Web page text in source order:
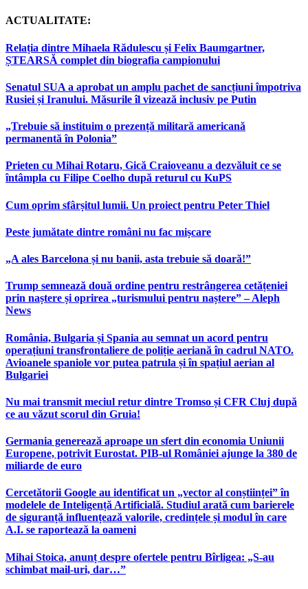
ACTUALITATE:
Relația dintre Mihaela Rădulescu și Felix Baumgartner,
ȘTEARSĂ complet din biografia campionului
Senatul SUA a aprobat un amplu pachet de sancțiuni împotriva
Rusiei și Iranului. Măsurile îl vizează inclusiv pe Putin
„Trebuie să instituim o prezență militară americană
permanentă în Polonia”
Prieten cu Mihai Rotaru, Gică Craioveanu a dezvăluit ce se
întâmpla cu Filipe Coelho după returul cu KuPS
Cum oprim sfârșitul lumii. Un proiect pentru Peter Thiel
Peste jumătate dintre români nu fac mișcare
„A ales Barcelona și nu banii, asta trebuie să doară!”
Trump semnează două ordine pentru restrângerea cetățeniei
prin naștere și oprirea „turismului pentru naștere” – Aleph
News
România, Bulgaria și Spania au semnat un acord pentru
operațiuni transfrontaliere de poliție aeriană în cadrul NATO.
Avioanele spaniole vor putea patrula și în spațiul aerian al
Bulgariei
Nu mai transmit meciul retur dintre Tromso și CFR Cluj după
ce au văzut scorul din Gruia!
Germania generează aproape un sfert din economia Uniunii
Europene, potrivit Eurostat. PIB-ul României ajunge la 380 de
miliarde de euro
Cercetătorii Google au identificat un „vector al conștiinței” în
modelele de Inteligență Artificială. Studiul arată cum barierele
de siguranță influențează valorile, credințele și modul în care
A.I. se raportează la oameni
Mihai Stoica, anunț despre ofertele pentru Bîrligea: „S-au
schimbat mail-uri, dar…”